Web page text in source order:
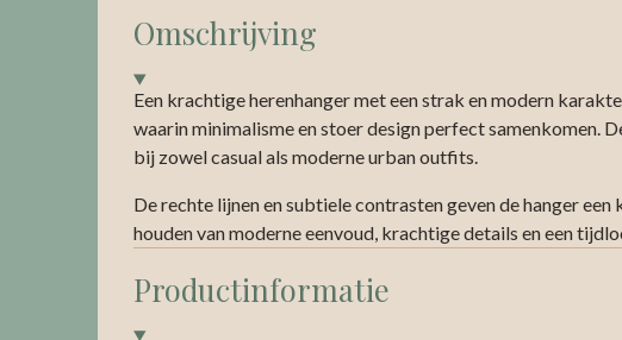
Omschrijving
Een krachtige herenhanger met een strak en modern
waarin minimalisme en stoer design perfect samenkomen.
bij zowel casual als moderne urban outfits.
De rechte lijnen en subtiele contrasten geven de hanger
houden van moderne eenvoud, krachtige details en een
Productinformatie